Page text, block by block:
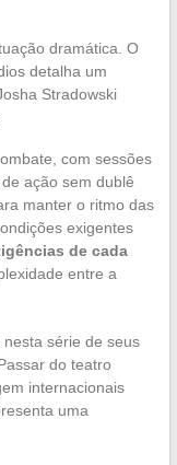
dramática. O
detalha um
Stradowski
com sessões
ação sem dublê
manter o ritmo das
exigentes
de cada
entre a
série de seus
do teatro
internacionais
uma